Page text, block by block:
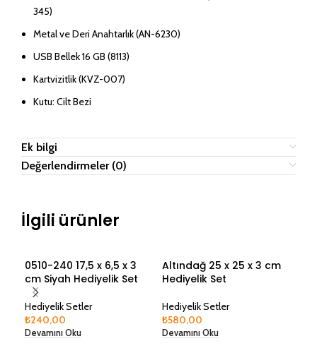
345)
Metal ve Deri Anahtarlık (AN-6230)
USB Bellek 16 GB (8113)
Kartvizitlik (KVZ-007)
Kutu: Cilt Bezi
Ek bilgi
Değerlendirmeler (0)
İlgili ürünler
0510-240 17,5 x 6,5 x 3
cm Siyah Hediyelik Set
Hediyelik Setler
₺240,00
Devamını Oku
Altındağ 25 x 25 x 3 cm
Hediyelik Set
Hediyelik Setler
₺580,00
Devamını Oku